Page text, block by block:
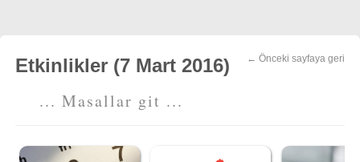
← Önceki sayfaya geri
Etkinlikler (7 Mart 2016)
... Masallar git ...